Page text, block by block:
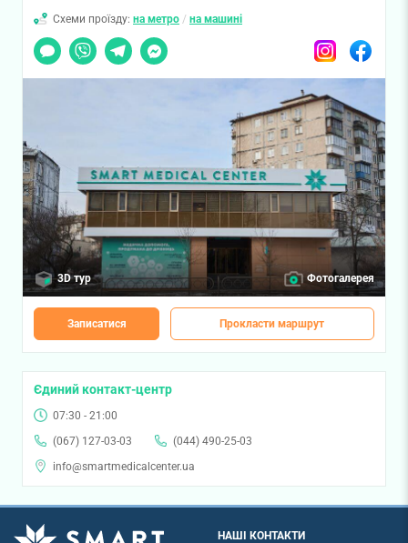
Схеми проїзду: на метро / на машині
Чат
Viber TelegramMessenger InstagramFacebook
3D тур Фотогалерея
Записатися Прокласти маршрут
Єдиний контакт-центр
07:30 - 21:00
(067) 127-03-03
(044) 490-25-03
info@smartmedicalcenter.ua
НАШІ КОНТАКТИ